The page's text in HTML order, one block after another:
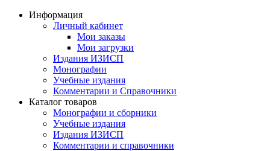
Информация
Личный кабинет
Мои заказы
Мои загрузки
Издания ИЗИСП
Монографии
Учебные издания
Комментарии и Справочники
Каталог товаров
Монографии и сборники
Учебные издания
Издания ИЗИСП
Комментарии и справочники